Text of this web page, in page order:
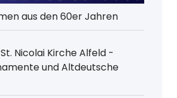
aus den 60er Jahren
Nicolai Kirche Alfeld -
und Altdeutsche